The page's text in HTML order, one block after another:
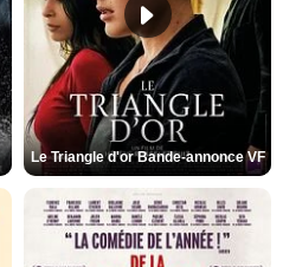
Le Triangle d'or Bande-annonce VF